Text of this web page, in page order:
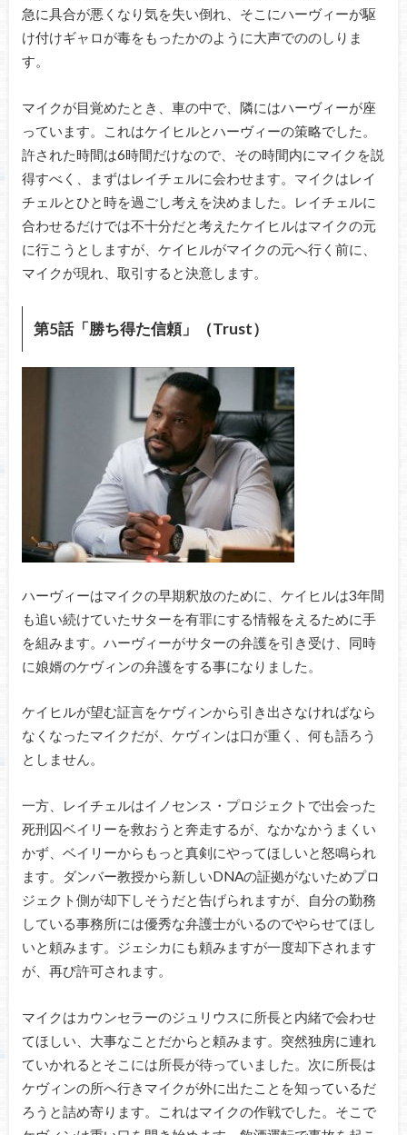
急に具合が悪くなり気を失い倒れ、そこにハーヴィーが駆
け付けギャロが毒をもったかのように大声でののしりま
す。
マイクが目覚めたとき、車の中で、隣にはハーヴィーが座
っています。これはケイヒルとハーヴィーの策略でした。
許された時間は6時間だけなので、その時間内にマイクを説
得すべく、まずはレイチェルに会わせます。マイクはレイ
チェルとひと時を過ごし考えを決めました。レイチェルに
合わせるだけでは不十分だと考えたケイヒルはマイクの元
に行こうとしますが、ケイヒルがマイクの元へ行く前に、
マイクが現れ、取引すると決意します。
第5話「勝ち得た信頼」（Trust）
ハーヴィーはマイクの早期釈放のために、ケイヒルは3年間
も追い続けていたサターを有罪にする情報をえるために手
を組みます。ハーヴィーがサターの弁護を引き受け、同時
に娘婿のケヴィンの弁護をする事になりました。
ケイヒルが望む証言をケヴィンから引き出さなければなら
なくなったマイクだが、ケヴィンは口が重く、何も語ろう
としません。
一方、レイチェルはイノセンス・プロジェクトで出会った
死刑囚ベイリーを救おうと奔走するが、なかなかうまくい
かず、ベイリーからもっと真剣にやってほしいと怒鳴られ
ます。ダンバー教授から新しいDNAの証拠がないためプロ
ジェクト側が却下しそうだと告げられますが、自分の勤務
している事務所には優秀な弁護士がいるのでやらせてほし
いと頼みます。ジェシカにも頼みますが一度却下されます
が、再び許可されます。
マイクはカウンセラーのジュリウスに所長と内緒で会わせ
てほしい、大事なことだからと頼みます。突然独房に連れ
ていかれるとそこには所長が待っていました。次に所長は
ケヴィンの所へ行きマイクが外に出たことを知っているだ
ろうと詰め寄ります。これはマイクの作戦でした。そこで